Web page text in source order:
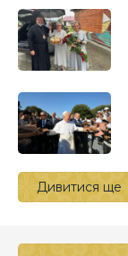
Дивитися ще